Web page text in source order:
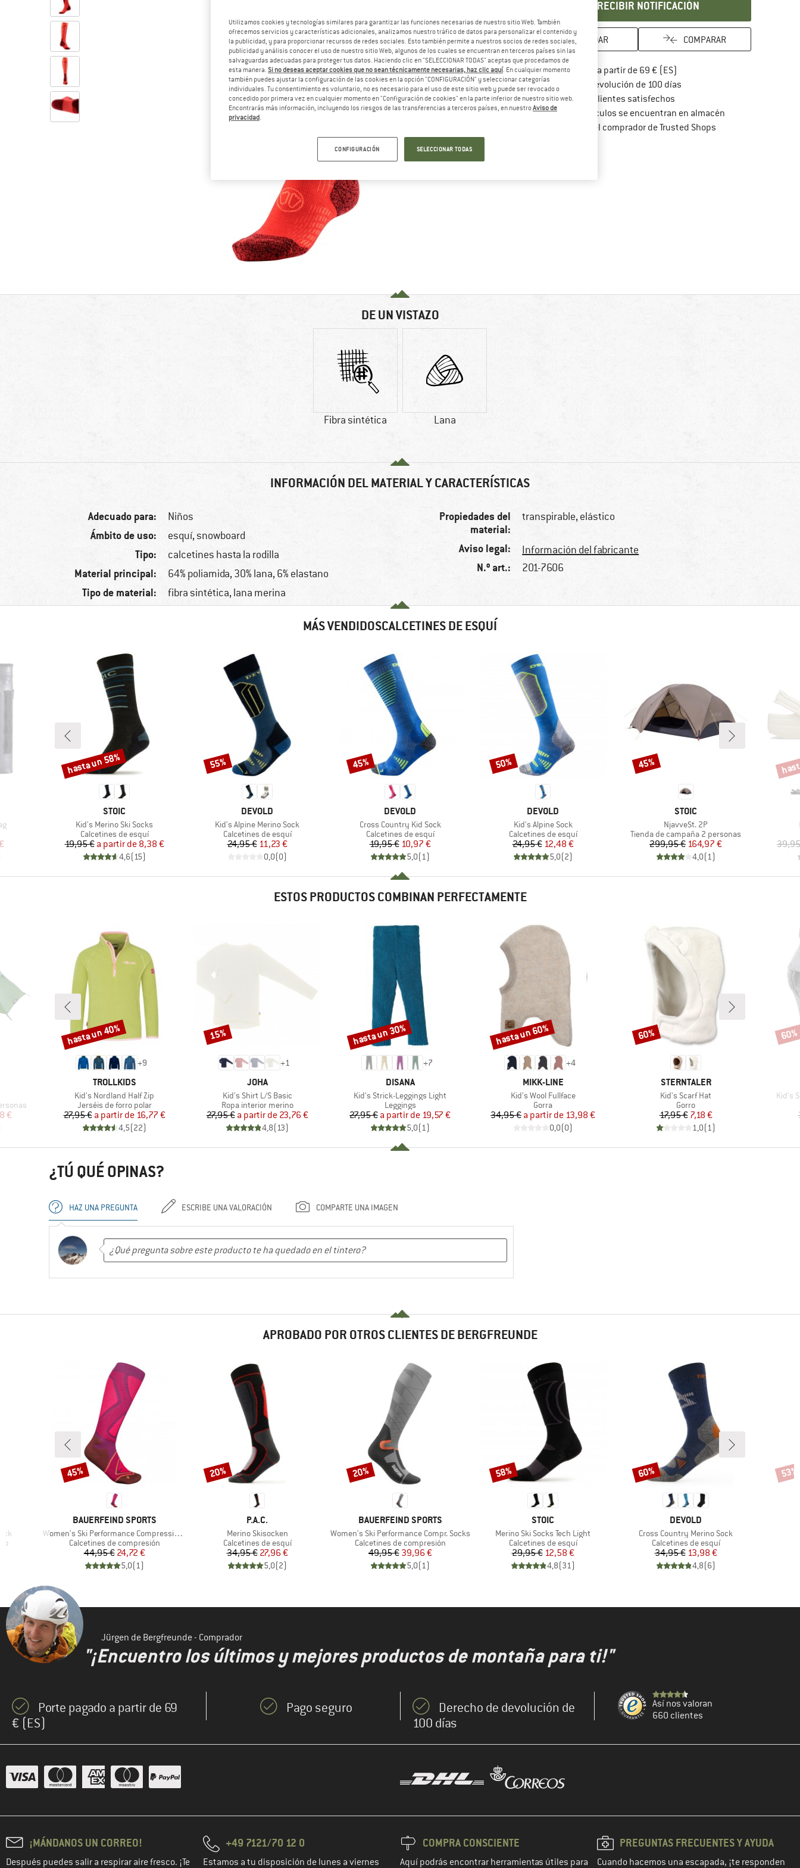
RECIBIR NOTIFICACIÓN
GUARDAR COMPARAR
Porte pagado a partir de 69 € (ES)
Derecho de devolución de 100 díasvaya a la política de
> 4 000 000 clientes satisfechos
Todos los artículos se encuentran en almacén
Protección del comprador de Trusted Shops¡toda la información
DE UN VISTAZO
Fibra sintética Lana
INFORMACIÓN DEL MATERIAL Y CARACTERÍSTICAS
Adecuado para: Niños
Ámbito de uso: esquí, snowboard
Tipo: calcetines hasta la rodilla
Material principal: 64% poliamida, 30% lana, 6% elastano
Tipo de material: fibra sintética, lana merina
Propiedades del
material:
transpirable, elástico
Aviso legal: Información del fabricante
N.º art.: 201-7606
MÁS VENDIDOSCALCETINES DE ESQUÍ
MARCA
STOIC
Artículo
Kid's Merino Ski Socks
Product group
Calcetines de esquí
Precio
19,95 € Precio reducido
a partir de 8,38 €
4,6(15)
Descuento
hasta un 58%
MARCA
DEVOLD
Artículo
Kid's Alpine Merino Sock
Product group
Calcetines de esquí
Precio
24,95 €Precio reducido
11,23 €
0,0(0)
Descuento
55%
MARCA
DEVOLD
Artículo
Cross Country Kid Sock
Product group
Calcetines de esquí
Precio
19,95 €Precio reducido
10,97 €
5,0(1)
Descuento
45%
MARCA
DEVOLD
Artículo
Kid's Alpine Sock
Product group
Calcetines de esquí
Precio
24,95 €Precio reducido
12,48 €
5,0(2)
Descuento
50%
MARCA
STOIC
Artículo
NjavveSt. 2P
Product group
Tienda de campaña 2 personas
Precio
299,95 €Precio reducido
164,97 €
4,0(1)
Descuento
45%
ESTOS PRODUCTOS COMBINAN PERFECTAMENTE
€
+9
MARCA
TROLLKIDS
Artículo
Kid's Nordland Half Zip
Product group
Jerséis de forro polar
Precio
27,95 € Precio reducido
a partir de 16,77 €
4,5(22)
Descuento
hasta un 40%
+1
MARCA
JOHA
Artículo
Kid's Shirt L/S Basic
Product group
Ropa interior merino
Precio
27,95 € Precio reducido
a partir de 23,76 €
4,8(13)
Descuento
15%
+7
MARCA
DISANA
Artículo
Kid's Strick-Leggings Light
Product group
Leggings
Precio
27,95 € Precio reducido
a partir de 19,57 €
5,0(1)
Descuento
hasta un 30%
+4
MARCA
MIKK-LINE
Artículo
Kid's Wool Fullface
Product group
Gorra
Precio
34,95 € Precio reducido
a partir de 13,98 €
0,0(0)
Descuento
hasta un 60%
MARCA
STERNTALER
Artículo
Kid's Scarf Hat
Product group
Gorro
Precio
17,95 €Precio reducido
7,18 €
1,0(1)
Descuento
60%
Kid's
60%
¿TÚ QUÉ OPINAS?
HAZ UNA PREGUNTA ESCRIBE UNA VALORACIÓN COMPARTE UNA IMAGEN
APROBADO POR OTROS CLIENTES DE BERGFREUNDE
MARCA
BAUERFEIND SPORTS
Artículo
Women's Ski Performance Compression Socks
Product group
Calcetines de compresión
Precio
44,95 €Precio reducido
24,72 €
5,0(1)
Descuento
45%
MARCA
P.A.C.
Artículo
Merino Skisocken
Product group
Calcetines de esquí
Precio
34,95 €Precio reducido
27,96 €
5,0(2)
Descuento
20%
MARCA
BAUERFEIND SPORTS
Artículo
Women's Ski Performance Compr. Socks
Product group
Calcetines de compresión
Precio
49,95 €Precio reducido
39,96 €
5,0(1)
Descuento
20%
MARCA
STOIC
Artículo
Merino Ski Socks Tech Light
Product group
Calcetines de esquí
Precio
29,95 €Precio reducido
12,58 €
4,8(31)
Descuento
58%
MARCA
DEVOLD
Artículo
Cross Country Merino Sock
Product group
Calcetines de esquí
Precio
34,95 €Precio reducido
13,98 €
4,8(6)
Descuento
60% 53%
Jürgen de Bergfreunde - Comprador
"¡Encuentro los últimos y mejores productos de montaña para ti!"
Porte pagado a partir de 69
€ (ES)
Pago seguro
Derecho de devolución de
100 días
Así nos valoran
660 clientes
¡MÁNDANOS UN CORREO!
Después puedes salir a respirar aire fresco. ¡Te
+49 7121/70 12 0
Estamos a tu disposición de lunes a viernes
COMPRA CONSCIENTE
Aquí podrás encontrar herramientas útiles para
PREGUNTAS FRECUENTES Y AYUDA
Cuando hacemos una escapada, ¡te responden
Utilizamos cookies y tecnologías similares para garantizar las funciones necesarias de nuestro sitio Web. También
ofrecemos servicios y características adicionales, analizamos nuestro tráfico de datos para personalizar el contenido y
la publicidad, y para proporcionar recursos de redes sociales. Esto también permite a nuestros socios de redes sociales,
publicidad y análisis conocer el uso de nuestro sitio Web, algunos de los cuales se encuentran en terceros países sin las
salvaguardas adecuadas para proteger tus datos. Haciendo clic en "SELECCIONAR TODAS" aceptas que procedamos de
esta manera. Si no deseas aceptar cookies que no sean técnicamente necesarias, haz clic aquí. En cualquier momento
también puedes ajustar la configuración de las cookies en la opción "CONFIGURACIÓN" y seleccionar categorías
individuales. Tu consentimiento es voluntario, no es necesario para el uso de este sitio web y puede ser revocado o
concedido por primera vez en cualquier momento en "Configuración de cookies" en la parte inferior de nuestro sitio web.
Encontrarás más información, incluyendo los riesgos de las transferencias a terceros países, en nuestroAviso de
privacidad.
CONFIGURACIÓN SELECCIONAR TODAS